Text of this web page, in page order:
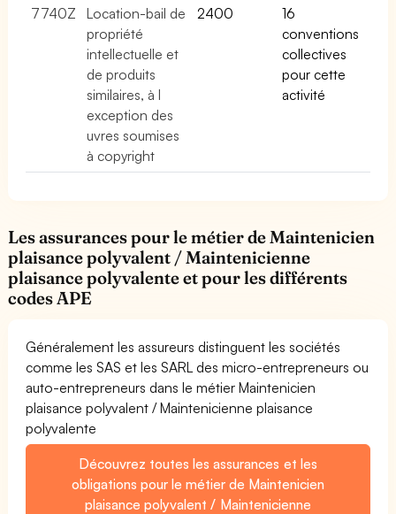
7740Z
Location-bail de
propriété
intellectuelle et
de produits
similaires, à l
exception des
uvres soumises
à copyright
2400
16
conventions
collectives
pour cette
activité
Les assurances pour le métier de Maintenicien
plaisance polyvalent / Maintenicienne
plaisance polyvalente et pour les différents
codes APE
Généralement les assureurs distinguent les sociétés
comme les SAS et les SARL des micro-entrepreneurs ou
auto-entrepreneurs dans le métier Maintenicien
plaisance polyvalent / Maintenicienne plaisance
polyvalente
Découvrez toutes les assurances et les
obligations pour le métier de Maintenicien
plaisance polyvalent / Maintenicienne